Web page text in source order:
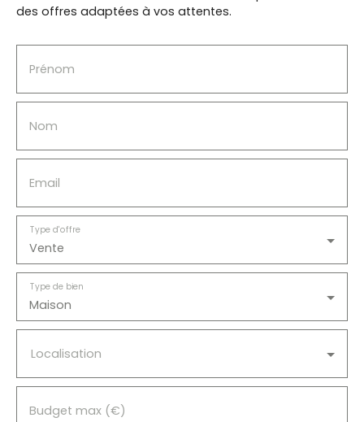
: Surface totale 233 m² Terrain 855 m²
Menuiseries bois Vue dégagée Double terrasse
Commodités à 15 min à pied : école maternelle,
commerce alimentaire.
des offres adaptées à vos attentes.
Prénom
Nom
Email
Vente
Type d'offre
Maison
Type de bien
Localisation
Budget max (€)